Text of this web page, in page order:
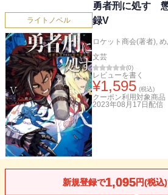
ライトノベル
勇者刑に処す
録V
ロケット商会(著者),
文芸
(0)
レビューを書く
¥1,595 (税込)
クーポン利用対象商品
2023年08月17日 配信
新規登録で1,095円(税込